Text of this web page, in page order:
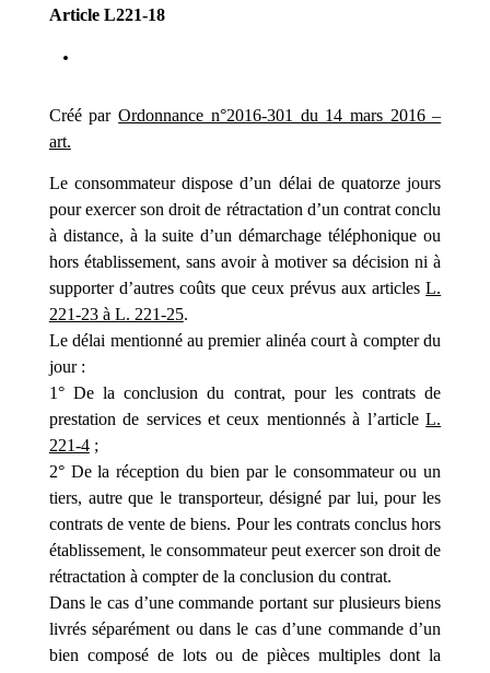
Article L221-18
Créé parOrdonnance n°2016-301 du 14 mars 2016 –
art.
Le consommateur dispose d’un délai de quatorze jours
pour exercer son droit de rétractation d’un contrat conclu
à distance, à la suite d’un démarchage téléphonique ou
hors établissement, sans avoir à motiver sa décision ni à
supporter d’autres coûts que ceux prévus aux articlesL.
221-23 à L. 221-25.
Le délai mentionné au premier alinéa court à compter du
jour :
1° De la conclusion du contrat, pour les contrats de
prestation de services et ceux mentionnés à l’articleL.
221-4 ;
2° De la réception du bien par le consommateur ou un
tiers, autre que le transporteur, désigné par lui, pour les
contrats de vente de biens. Pour les contrats conclus hors
établissement, le consommateur peut exercer son droit de
rétractation à compter de la conclusion du contrat.
Dans le cas d’une commande portant sur plusieurs biens
livrés séparément ou dans le cas d’une commande d’un
bien composé de lots ou de pièces multiples dont la